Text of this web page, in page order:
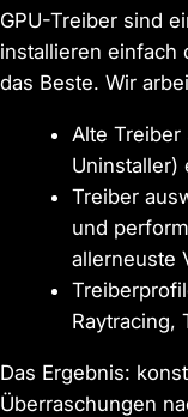
GPU-Treiber sind
installieren einfach
das Beste. Wir
Alte Treiber
Uninstaller)
Treiber
und
allerneuste
Raytracing,
Das Ergebnis:
Überraschungen